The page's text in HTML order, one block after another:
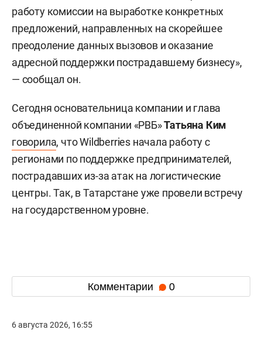
работу комиссии на выработке конкретных
предложений, направленных на скорейшее
преодоление данных вызовов и оказание
адресной поддержки пострадавшему бизнесу»,
— сообщал он.
Сегодня основательница компании и глава
объединенной компании «РВБ»Татьяна Ким
говорила, что Wildberries начала работу с
регионами по поддержке предпринимателей,
пострадавших из-за атак на логистические
центры. Так, в Татарстане уже провели встречу
на государственном уровне.
Комментарии 0
6 августа 2026, 16:55